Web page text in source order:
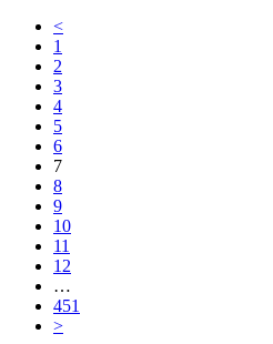
<
1
2
3
4
5
6
7
8
9
10
11
12
…
451
>